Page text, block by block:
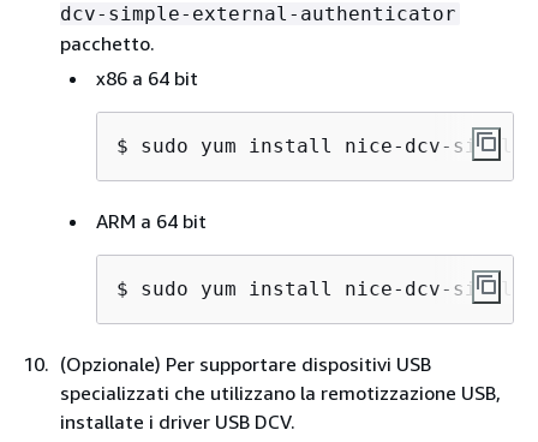
dcv-simple-external-authenticator
pacchetto.
x86 a 64 bit
$ sudo yum install nice-dcv-
ARM a 64 bit
$ sudo yum install nice-dcv-
(Opzionale) Per supportare dispositivi USB
specializzati che utilizzano la remotizzazione USB,
installate i driver USB DCV.